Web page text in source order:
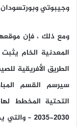
وجيبوتي
ومع ذلك ، فإن
المعدنية الخام
الطريق الأفريقية
سيرسم القسم
التحتية المخطط
2030-